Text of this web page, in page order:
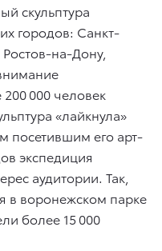
скульптура
городов: Санкт-
на-Дону,
000 человек
«лайкнула»
посетившим его арт-
экспедиция
аудитории. Так,
в воронежском парке
более 15 000